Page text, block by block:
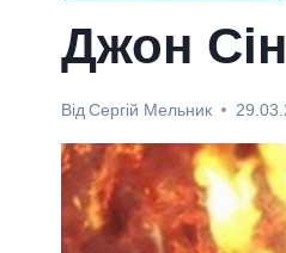
Джон
Від Сергій Мельник